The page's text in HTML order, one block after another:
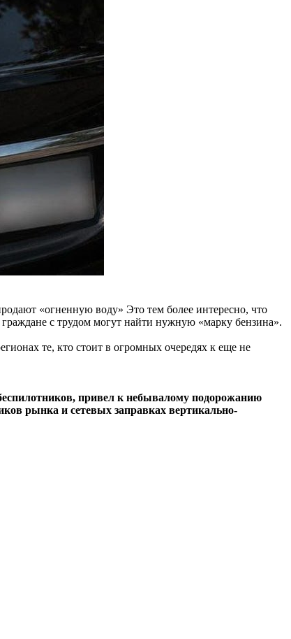
«огненную воду» Это тем более интересно, что
с трудом могут найти нужную «марку бензина».
те, кто стоит в огромных очередях к еще не
привел к небывалому подорожанию
рынка и сетевых заправках вертикально-